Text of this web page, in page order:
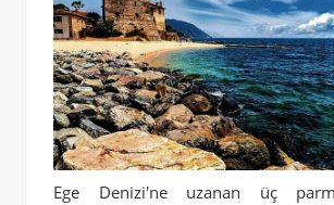
Ege Denizi'ne uzanan üç